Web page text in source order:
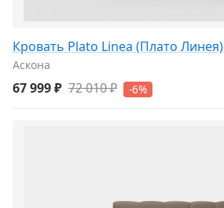
Кровать Plato Linea (Плато Линея)
Аскона
67 999 ₽ 72 010 ₽ -6%